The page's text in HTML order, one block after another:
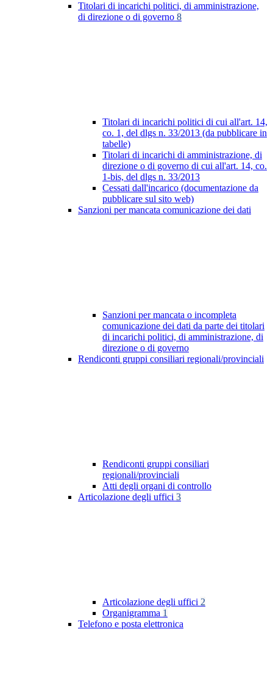
Titolari di incarichi politici, di amministrazione,
di direzione o di governo 8
Titolari di incarichi politici di cui all'art. 14,
co. 1, del dlgs n. 33/2013 (da pubblicare in
tabelle)
Titolari di incarichi di amministrazione, di
direzione o di governo di cui all'art. 14, co.
1-bis, del dlgs n. 33/2013
Cessati dall'incarico (documentazione da
pubblicare sul sito web)
Sanzioni per mancata comunicazione dei dati
Sanzioni per mancata o incompleta
comunicazione dei dati da parte dei titolari
di incarichi politici, di amministrazione, di
direzione o di governo
Rendiconti gruppi consiliari regionali/provinciali
Rendiconti gruppi consiliari
regionali/provinciali
Atti degli organi di controllo
Articolazione degli uffici 3
Articolazione degli uffici 2
Organigramma 1
Telefono e posta elettronica